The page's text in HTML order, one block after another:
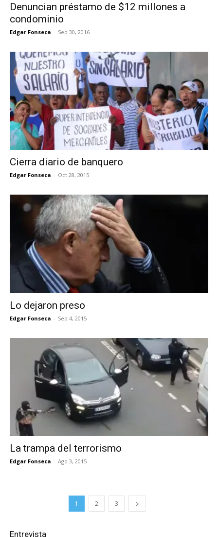
Denuncian préstamo de $12 millones a
condominio
Edgar Fonseca - Sep 30, 2016
Cierra diario de banquero
Edgar Fonseca - Oct 28, 2015
Lo dejaron preso
Edgar Fonseca - Sep 4, 2015
La trampa del terrorismo
Edgar Fonseca - Ago 3, 2015
1 2 3
Entrevista